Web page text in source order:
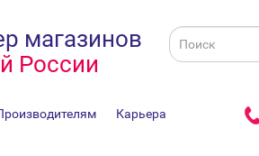
магазинов
России
Карьера